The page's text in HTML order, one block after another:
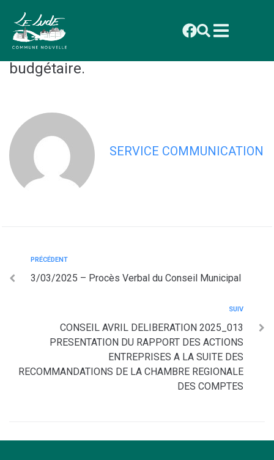
principal
3/03/2025 – Procès verbal de
signature du Débat d’orientation
budgétaire.
SERVICE COMMUNICATION
PRÉCÉDENT
3/03/2025 – Procès Verbal du Conseil Municipal
SUIV
CONSEIL AVRIL DELIBERATION 2025_013
PRESENTATION DU RAPPORT DES ACTIONS
ENTREPRISES A LA SUITE DES
RECOMMANDATIONS DE LA CHAMBRE REGIONALE
DES COMPTES